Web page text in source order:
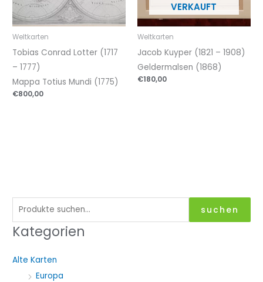
u
c
suchen
Kategorien
Alte Karten
Europa
Weltkarten
Tobias Conrad Lotter (1717
– 1777)
Mappa Totius Mundi (1775)
€800,00
Weltkarten
Jacob Kuyper (1821 – 1908)
Geldermalsen (1868)
€180,00